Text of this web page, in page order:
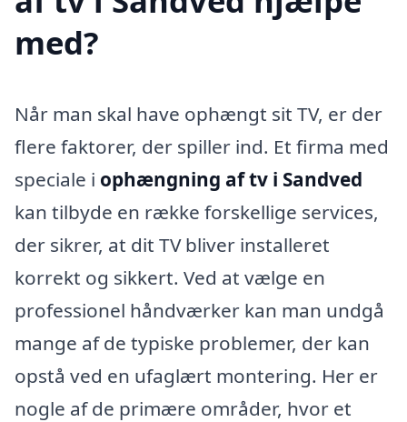
med?
Når man skal have ophængt sit TV, er der
flere faktorer, der spiller ind. Et firma med
speciale i ophængning af tv i Sandved
kan tilbyde en række forskellige services,
der sikrer, at dit TV bliver installeret
korrekt og sikkert. Ved at vælge en
professionel håndværker kan man undgå
mange af de typiske problemer, der kan
opstå ved en ufaglært montering. Her er
nogle af de primære områder, hvor et